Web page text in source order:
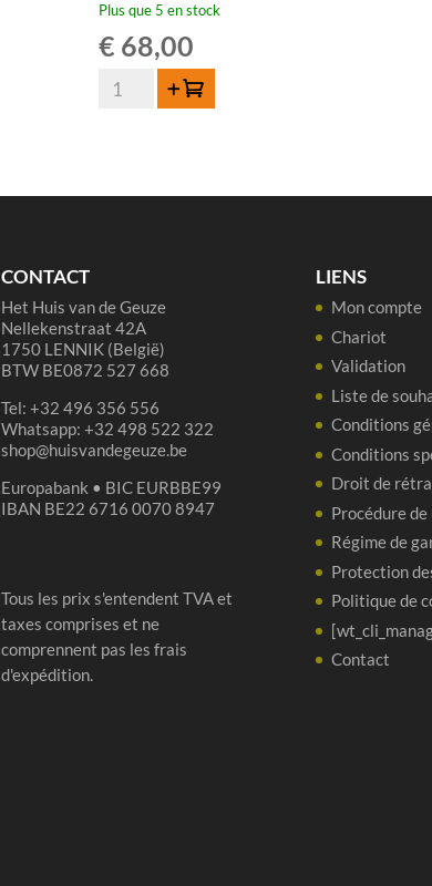
Plus que 5 en stock
€ 68,00
quantité
-
Limited
Edition
Ajouter au panier
CONTACT
Het Huis van de Geuze
Nellekenstraat 42A
1750 LENNIK (België)
BTW BE0872 527 668
Tel: +32 496 356 556
Whatsapp: +32 498 522 322
shop@huisvandegeuze.be
Europabank • BIC EURBBE99
IBAN BE22 6716 0070 8947
Tous les prix s'entendent TVA et
taxes comprises et ne
comprennent pas les frais
d'expédition.
LIENS
Mon compte
Chariot
Validation
Liste de
Conditions
Conditions
Droit de
Procédure
Régime de
Protection
Politique de
Contact